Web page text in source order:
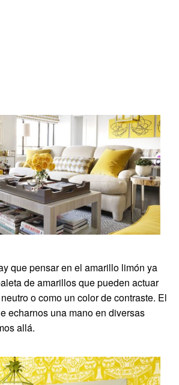
que pensar en el amarillo limón ya
de amarillos que pueden actuar
o como un color de contraste. El
echarnos una mano en diversas
allá.